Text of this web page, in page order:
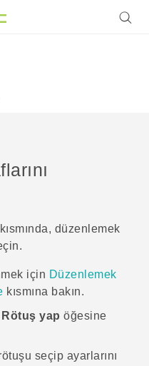
kısmında, düzenlemek
için Düzenlemek
kısmına bakın.
Rötuş yap öğesine
seçip ayarlarını